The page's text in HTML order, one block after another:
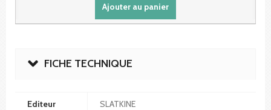
Ajouter au panier
FICHE TECHNIQUE
Editeur SLATKINE